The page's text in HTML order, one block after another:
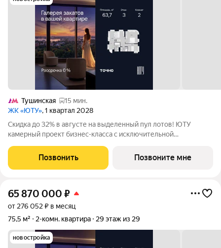
Тушинская
15 мин.
ЖК «ЮТУ», 1 квартал 2028
Скидка до 32% в августе на выделенный пул лотов! ЮТУ
камерный проект бизнес-класса с исключительной
благоустроенной набережной канала имени Москвы. Проект
создает идеальный баланс жизни в
Позвонить Позвоните мне
65 870 000 ₽
от 276 052 ₽ в месяц
75,5 м²
2-комн. квартира 29 этаж из 29
новостройка